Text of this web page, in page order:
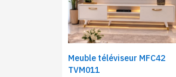
Meuble téléviseur MFC42
TVM011